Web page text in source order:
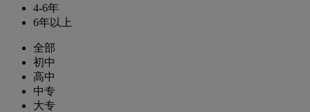
4-6年
6年以上
全部
初中
高中
中专
大专